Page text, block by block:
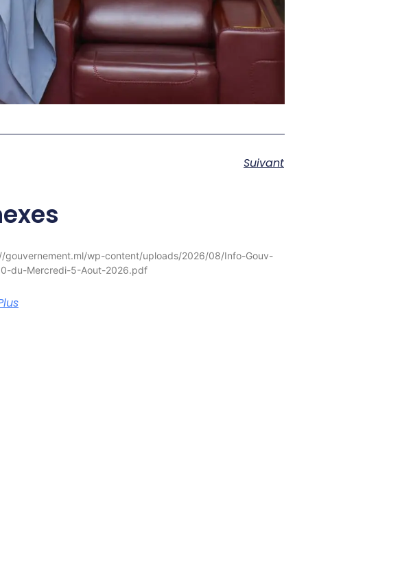
Suivant
gouvernement.ml/wp-content/uploads/2026/08/Info-Gouv-
du-Mercredi-5-Aout-2026.pdf